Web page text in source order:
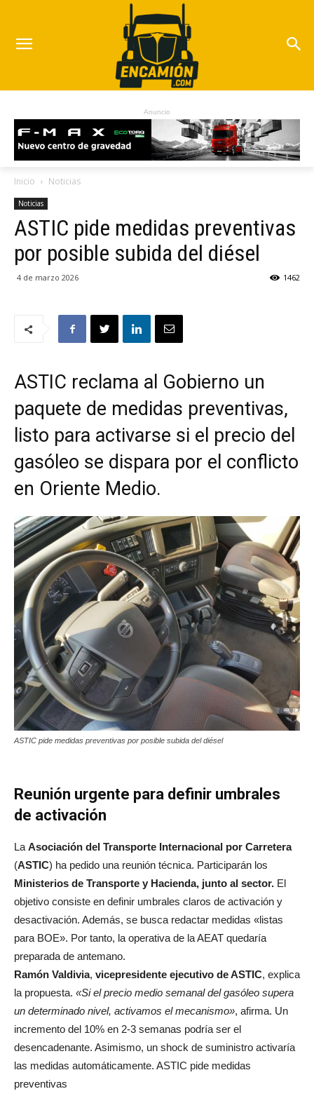
Anuncio
Inicio Noticias
Noticias
ASTIC pide medidas preventivas
por posible subida del diésel
4 de marzo 2026 1462
ASTIC reclama al Gobierno un
paquete de medidas preventivas,
listo para activarse si el precio del
gasóleo se dispara por el conflicto
en Oriente Medio.
ASTIC pide medidas preventivas por posible subida del diésel
Reunión urgente para definir umbrales
de activación
La Asociación del Transporte Internacional por Carretera
(ASTIC) ha pedido una reunión técnica. Participarán los
Ministerios de Transporte y Hacienda, junto al sector. El
objetivo consiste en definir umbrales claros de activación y
desactivación. Además, se busca redactar medidas «listas
para BOE». Por tanto, la operativa de la AEAT quedaría
preparada de antemano.
Ramón Valdivia, vicepresidente ejecutivo de ASTIC, explica
la propuesta. «Si el precio medio semanal del gasóleo supera
un determinado nivel, activamos el mecanismo», afirma. Un
incremento del 10% en 2-3 semanas podría ser el
desencadenante. Asimismo, un shock de suministro activaría
las medidas automáticamente. ASTIC pide medidas
preventivas